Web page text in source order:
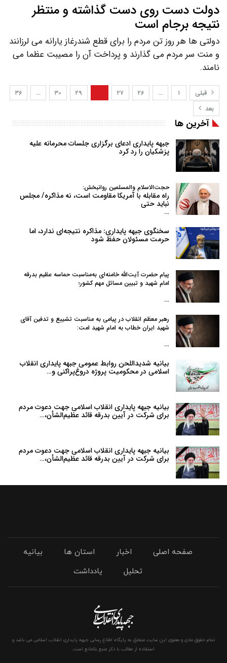
دولت دست روی دست گذاشته و منتظر
نتیجه برجام است
دولتی ها هر روز تن مردم را برای قطع شندرغاز یارانه می لرزانند
و منت سر مردم می گذارند و پرداخت آن را مصیبت عظما می
نامند.
قبلی ۱ … ۲۶ ۲۷ ۲۹ ۳۰ …
۳۶
بعد
آخرین ها
جبهه پایداری ادعای برگزاری جلسات محرمانه علیه
پزشکیان را رد کرد
حجت‌الاسلام والمسلمین روانبخش:
راه مقابله با آمریکا مقاومت است، نه مذاکره/ مجلس
نباید حتی
…
سخنگوی جبهه پایداری: مذاکره نتیجه‌ای ندارد، اما
حرمت مسئولان حفظ شود
پیام حضرت آیت‌الله خامنه‌ای به‌مناسبت حماسه عظیم بدرقه
امام شهید و تبیین مسائل مهم کشور؛
…
رهبر معظم انقلاب در پیامی به‌ مناسبت تشییع و تدفین آقای
شهید ایران خطاب به امام شهید امت:
…
بیانیه شدیداللحن روابط عمومی جبهه پایداری انقلاب
اسلامی در محکومیت پروژه دروغ‌پراکنی و…
بیانیه جبهه پایداری انقلاب اسلامی جهت دعوت مردم
برای شرکت در آیین بدرقه قائد عظیم‌الشأن،…
بیانیه جبهه پایداری انقلاب اسلامی جهت دعوت مردم
برای شرکت در آیین بدرقه قائد عظیم‌الشأن،…
صفحه اصلی اخبار استان ها
بیانیه
تحلیل
یادداشت
تمام حقوق مادی و معنوی این سایت متعلق به پایگاه اطلاع رسانی جبهه پایداری انقلاب اسلامی می باشد و
استفاده از مطالب با ذکر منبع بلامانع است.